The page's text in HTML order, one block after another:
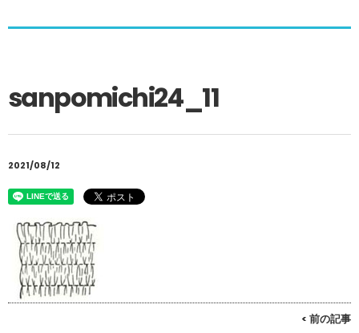
sanpomichi24_11
2021/08/12
< 前の記事